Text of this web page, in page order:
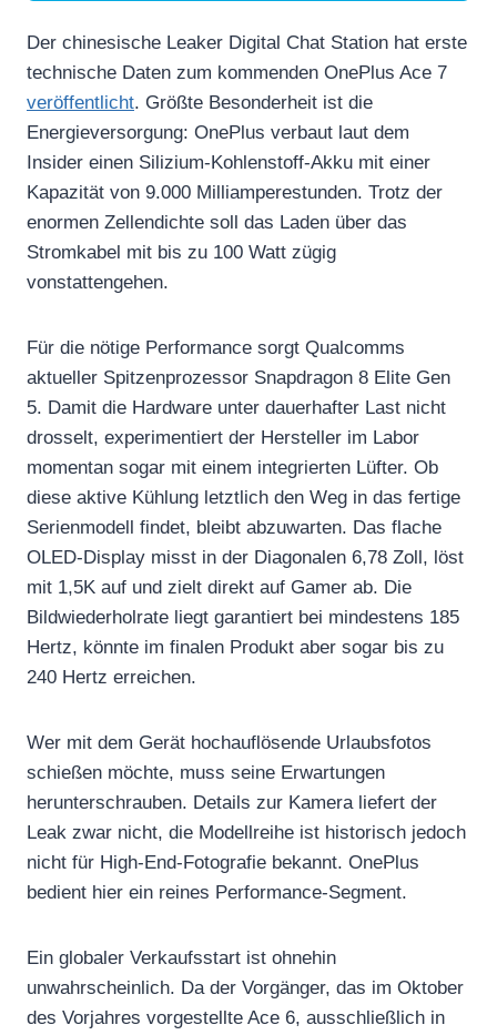
Der chinesische Leaker Digital Chat Station hat erste
technische Daten zum kommenden OnePlus Ace 7
veröffentlicht. Größte Besonderheit ist die
Energieversorgung: OnePlus verbaut laut dem
Insider einen Silizium-Kohlenstoff-Akku mit einer
Kapazität von 9.000 Milliamperestunden. Trotz der
enormen Zellendichte soll das Laden über das
Stromkabel mit bis zu 100 Watt zügig
vonstattengehen.
Für die nötige Performance sorgt Qualcomms
aktueller Spitzenprozessor Snapdragon 8 Elite Gen
5. Damit die Hardware unter dauerhafter Last nicht
drosselt, experimentiert der Hersteller im Labor
momentan sogar mit einem integrierten Lüfter. Ob
diese aktive Kühlung letztlich den Weg in das fertige
Serienmodell findet, bleibt abzuwarten. Das flache
OLED-Display misst in der Diagonalen 6,78 Zoll, löst
mit 1,5K auf und zielt direkt auf Gamer ab. Die
Bildwiederholrate liegt garantiert bei mindestens 185
Hertz, könnte im finalen Produkt aber sogar bis zu
240 Hertz erreichen.
Wer mit dem Gerät hochauflösende Urlaubsfotos
schießen möchte, muss seine Erwartungen
herunterschrauben. Details zur Kamera liefert der
Leak zwar nicht, die Modellreihe ist historisch jedoch
nicht für High-End-Fotografie bekannt. OnePlus
bedient hier ein reines Performance-Segment.
Ein globaler Verkaufsstart ist ohnehin
unwahrscheinlich. Da der Vorgänger, das im Oktober
des Vorjahres vorgestellte Ace 6, ausschließlich in